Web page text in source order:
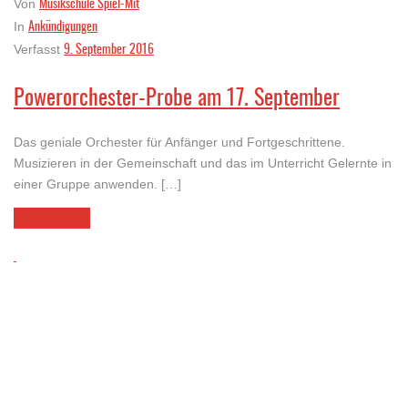
Von
In Ankündigungen
Verfasst 9. September 2016
Powerorchester-Probe am 17. September
Das geniale Orchester für Anfänger und Fortgeschrittene.
Musizieren in der Gemeinschaft und das im Unterricht Gelernte in
einer Gruppe anwenden. […]